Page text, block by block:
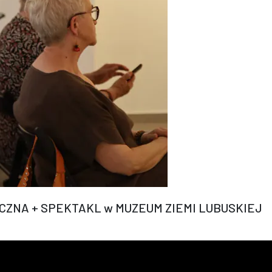
+ SPEKTAKL w MUZEUM ZIEMI LUBUSKIEJ